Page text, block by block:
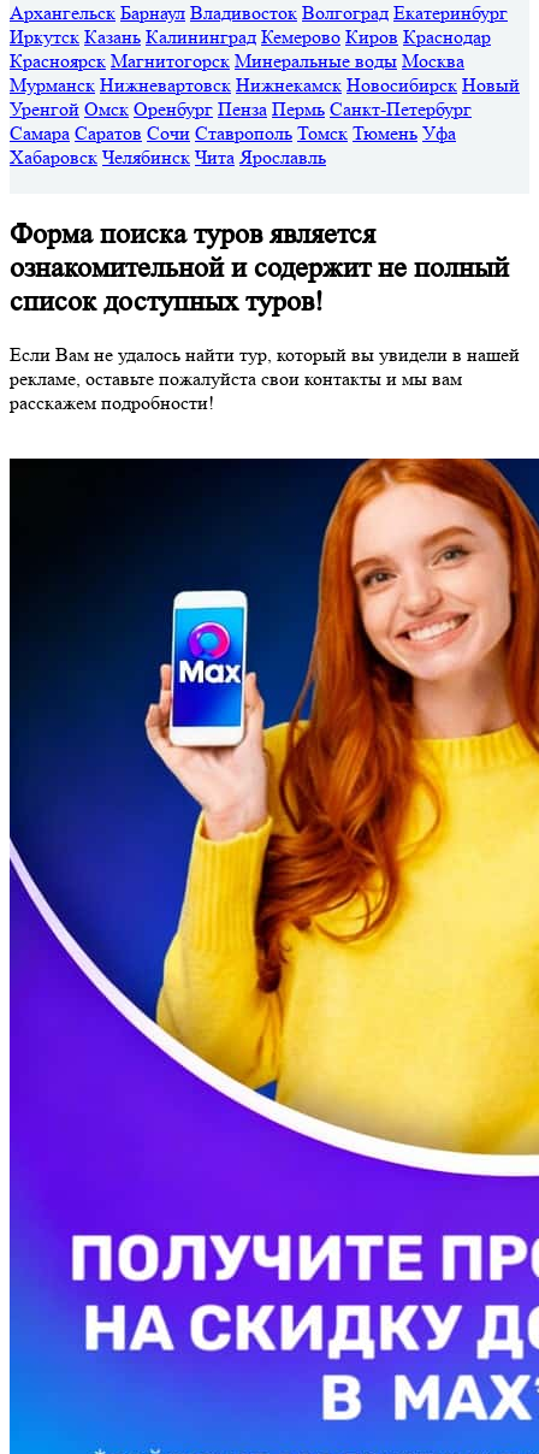
Архангельск Барнаул Владивосток Волгоград Екатеринбург
Иркутск Казань Калининград Кемерово Киров Краснодар
Красноярск Магнитогорск Минеральные воды Москва
Мурманск Нижневартовск Нижнекамск Новосибирск Новый
Уренгой Омск Оренбург Пенза Пермь Санкт-Петербург
Самара Саратов Сочи Ставрополь Томск Тюмень Уфа
Хабаровск Челябинск Чита Ярославль
Форма поиска туров является
ознакомительной и содержит не полный
список доступных туров!
Если Вам не удалось найти тур, который вы увидели в нашей
рекламе, оставьте пожалуйста свои контакты и мы вам
расскажем подробности!